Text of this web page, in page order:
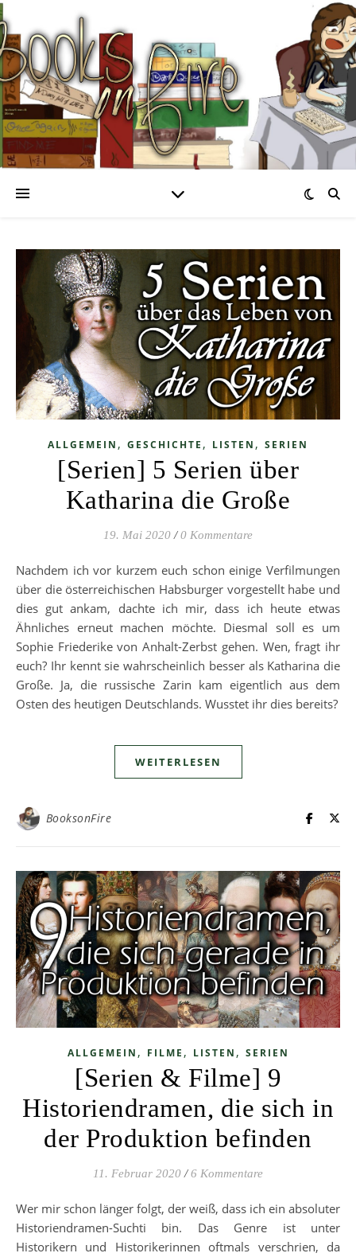
ALLGEMEIN , GESCHICHTE , LISTEN , SERIEN
[Serien] 5 Serien über
Katharina die Große
19. Mai 2020 / 0 Kommentare
Nachdem ich vor kurzem euch schon einige Verfilmungen
über die österreichischen Habsburger vorgestellt habe und
dies gut ankam, dachte ich mir, dass ich heute etwas
Ähnliches erneut machen möchte. Diesmal soll es um
Sophie Friederike von Anhalt-Zerbst gehen. Wen, fragt ihr
euch? Ihr kennt sie wahrscheinlich besser als Katharina die
Große. Ja, die russische Zarin kam eigentlich aus dem
Osten des heutigen Deutschlands. Wusstet ihr dies bereits?
WEITERLESEN
BooksonFire
ALLGEMEIN , FILME , LISTEN , SERIEN
[Serien & Filme] 9
Historiendramen, die sich in
der Produktion befinden
11. Februar 2020 / 6 Kommentare
Wer mir schon länger folgt, der weiß, dass ich ein absoluter
Historiendramen-Suchti bin. Das Genre ist unter
Historikern und Historikerinnen oftmals verschrien, da